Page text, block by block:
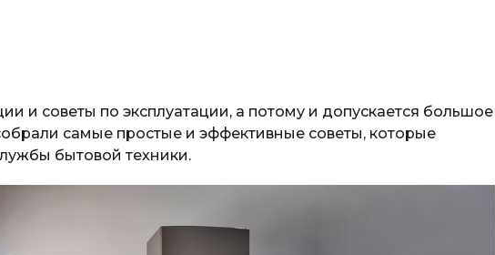
и советы по эксплуатации, а потому и допускается большое
самые простые и эффективные советы, которые
бытовой техники.